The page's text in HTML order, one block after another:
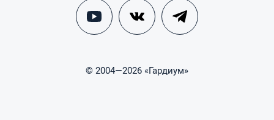
© 2004—2026 «Гардиум»